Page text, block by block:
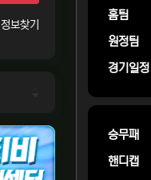
홈팀
원정팀
경기일정
승무패
핸디캡
정보찾기